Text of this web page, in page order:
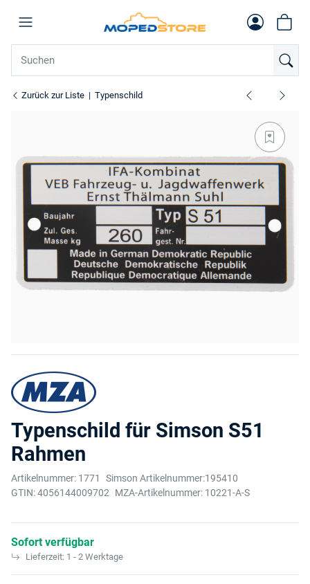
Zurück zur Liste Typenschild
Typenschild für Simson S51
Rahmen
Artikelnummer: 1771 Simson Artikelnummer:195410
GTIN:4056144009702 MZA-Artikelnummer: 10221-A-S
Sofort verfügbar
Lieferzeit: 1 - 2 Werktage